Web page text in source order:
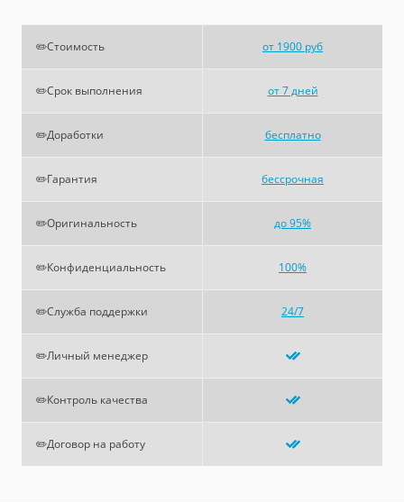
✏️Стоимость от 1900 руб
✏️Срок выполнения от 7 дней
✏️Доработки бесплатно
✏️Гарантия бессрочная
✏️Оригинальность до 95%
✏️Конфиденциальность 100%
✏️Служба поддержки 24/7
✏️Личный менеджер
✏️Контроль качества
✏️Договор на работу